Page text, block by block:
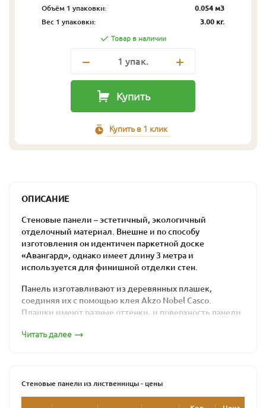
Объём 1 упаковки:
0.054 м3
Вес 1 упаковки:
3.00 кг.
Товар в наличии
1 упак.
Купить
Купить в 1 клик
ОПИСАНИЕ
Стеновые панели – эстетичный, экологичный
отделочный материал. Внешне и по способу
изготовления он идентичен паркетной доске
«Авангард», однако имеет длину 3 метра и
используется для финишной отделки стен.
Панель изготавливают из деревянных плашек,
соединяя их с помощью клея Akzo Nobel Casco.
Плашки имеют разные оттенки, и поверхность панели
использовать в дизайне. Между собой доски крепятся
Как и другие стеновые и напольные покрытия из
полностью готов к использованию. Он не дает усадки,
Читать далее
Стеновые панели из лиственницы - цены